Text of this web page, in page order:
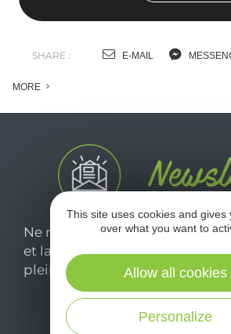
SHARE : E-MAIL
MORE
Ne manquez pas notre
et laissez-vous inspirer pour
pleinement de votre séjour en
Je m'abonne ici
This site uses cookies and gives
over what you want to
Personalize
Allow all cookies